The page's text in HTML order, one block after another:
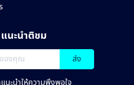
แนะนำติชม
ส่ง
นะนำให้ความพึงพอใจ